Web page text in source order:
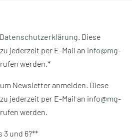
Datenschutzerklärung . Diese
jederzeit per E-Mail an info@mg-
werden.*
Newsletter anmelden. Diese
jederzeit per E-Mail an info@mg-
werden.
3 und 6?*